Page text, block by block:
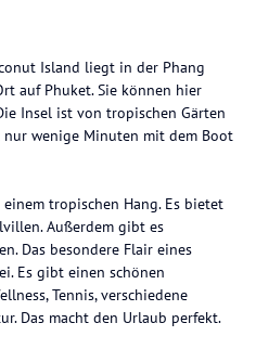
Island liegt in der Phang
auf Phuket. Sie können hier
Insel ist von tropischen Gärten
nur wenige Minuten mit dem Boot
tropischen Hang. Es bietet
Außerdem gibt es
Das besondere Flair eines
Es gibt einen schönen
Tennis, verschiedene
Das macht den Urlaub perfekt.